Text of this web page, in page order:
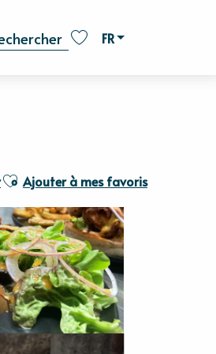
FR
Ajouter aux favoris
Ajouter à mes favoris